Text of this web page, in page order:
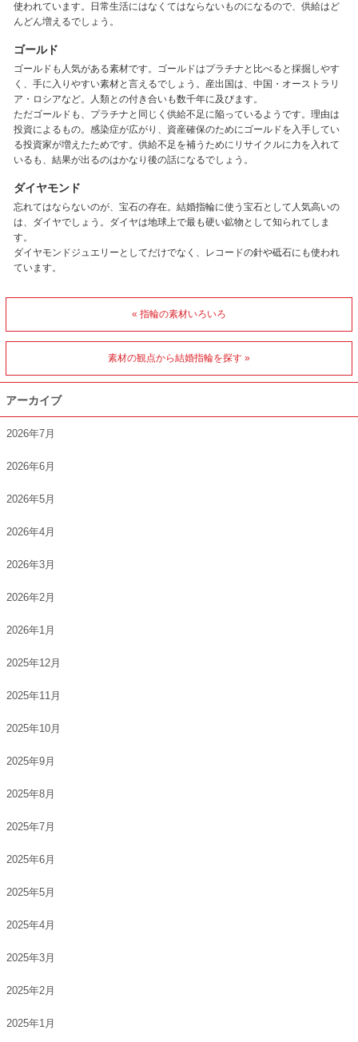
使われています。日常生活にはなくてはならないものになるので、供給はど
んどん増えるでしょう。
ゴールド
ゴールドも人気がある素材です。ゴールドはプラチナと比べると採掘しやす
く、手に入りやすい素材と言えるでしょう。産出国は、中国・オーストラリ
ア・ロシアなど。人類との付き合いも数千年に及びます。
ただゴールドも、プラチナと同じく供給不足に陥っているようです。理由は
投資によるもの。感染症が広がり、資産確保のためにゴールドを入手してい
る投資家が増えたためです。供給不足を補うためにリサイクルに力を入れて
いるも、結果が出るのはかなり後の話になるでしょう。
ダイヤモンド
忘れてはならないのが、宝石の存在。結婚指輪に使う宝石として人気高いの
は、ダイヤでしょう。ダイヤは地球上で最も硬い鉱物として知られてしま
す。
ダイヤモンドジュエリーとしてだけでなく、レコードの針や砥石にも使われ
ています。
« 指輪の素材いろいろ
素材の観点から結婚指輪を探す »
アーカイブ
2026年7月
2026年6月
2026年5月
2026年4月
2026年3月
2026年2月
2026年1月
2025年12月
2025年11月
2025年10月
2025年9月
2025年8月
2025年7月
2025年6月
2025年5月
2025年4月
2025年3月
2025年2月
2025年1月